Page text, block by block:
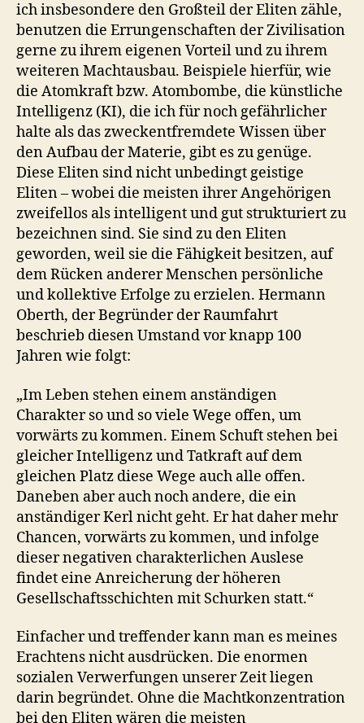
ich insbesondere den Großteil der Eliten zähle,
benutzen die Errungenschaften der Zivilisation
gerne zu ihrem eigenen Vorteil und zu ihrem
weiteren Machtausbau. Beispiele hierfür, wie
die Atomkraft bzw. Atombombe, die künstliche
Intelligenz (KI), die ich für noch gefährlicher
halte als das zweckentfremdete Wissen über
den Aufbau der Materie, gibt es zu genüge.
Diese Eliten sind nicht unbedingt geistige
Eliten – wobei die meisten ihrer Angehörigen
zweifellos als intelligent und gut strukturiert zu
bezeichnen sind. Sie sind zu den Eliten
geworden, weil sie die Fähigkeit besitzen, auf
dem Rücken anderer Menschen persönliche
und kollektive Erfolge zu erzielen. Hermann
Oberth, der Begründer der Raumfahrt
beschrieb diesen Umstand vor knapp 100
Jahren wie folgt:
„Im Leben stehen einem anständigen
Charakter so und so viele Wege offen, um
vorwärts zu kommen. Einem Schuft stehen bei
gleicher Intelligenz und Tatkraft auf dem
gleichen Platz diese Wege auch alle offen.
Daneben aber auch noch andere, die ein
anständiger Kerl nicht geht. Er hat daher mehr
Chancen, vorwärts zu kommen, und infolge
dieser negativen charakterlichen Auslese
findet eine Anreicherung der höheren
Gesellschaftsschichten mit Schurken statt.“
Einfacher und treffender kann man es meines
Erachtens nicht ausdrücken. Die enormen
sozialen Verwerfungen unserer Zeit liegen
darin begründet. Ohne die Machtkonzentration
bei den Eliten wären die meisten